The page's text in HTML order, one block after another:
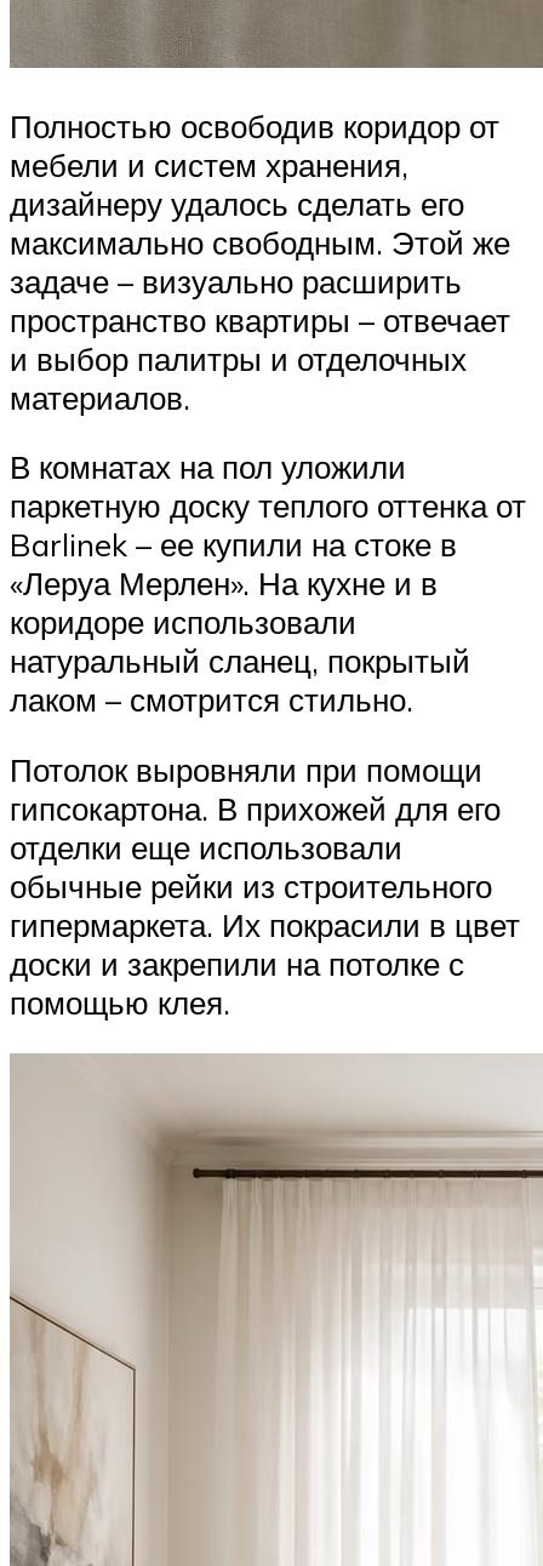
Полностью освободив коридор от
мебели и систем хранения,
дизайнеру удалось сделать его
максимально свободным. Этой же
задаче – визуально расширить
пространство квартиры – отвечает
и выбор палитры и отделочных
материалов.
В комнатах на пол уложили
паркетную доску теплого оттенка от
Barlinek – ее купили на стоке в
«Леруа Мерлен». На кухне и в
коридоре использовали
натуральный сланец, покрытый
лаком – смотрится стильно.
Потолок выровняли при помощи
гипсокартона. В прихожей для его
отделки еще использовали
обычные рейки из строительного
гипермаркета. Их покрасили в цвет
доски и закрепили на потолке с
помощью клея.